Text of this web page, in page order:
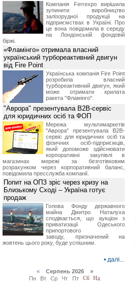
Компанія Ferrexpo вирішила
зупинити виробництво
залізорудної продукції на
підприємствах в Україні. Про
це вона повідомила в середу
на Лондонській фондовій
біржі.
«Фламінго» отримала власний
український турбореактивний двигун
від Fire Point
Українська компанія Fire Point
розробила власний
турбореактивний двигун, який
може отримати крилата
ракета "Фламінго".
"Аврора" презентувала B2B-сервіс
для юридичних осіб та ФОП
Мережа мультимаркетів
"Аврора" презентувала B2B-
сервіс для юридичних осіб та
фізичних осіб-підприємців,
який допоможе здійснювати
корпоративні закупівлі в
магазинах мережі за безготівковим
розрахунком через корпоративний баланс,
повідомила пресслужба компанії.
Попит на ОПЗ зріс через кризу на
Близькому Сході – Україна готує
продаж
Голова Фонду державного
майна Дмитро Наталуха
сподівається, що аукціон з
приватизації Одеського
припортового
заводу, призначений на
жовтень цього року, буде успішним.
• далі...
«Серпень 2026 »
Пн
Вт Ср Чт Пт Сб
Нд